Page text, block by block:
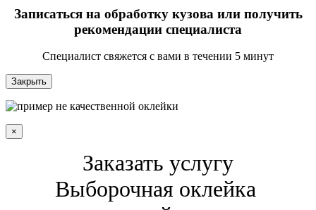
Записаться на обработку кузова или получить
рекомендации специалиста
Специалист свяжется с вами в течении 5 минут
Закрыть
×
Заказать услугу
Выборочная оклейка